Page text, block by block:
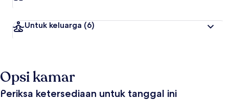
Untuk keluarga (6)
Opsi kamar
Periksa ketersediaan untuk tanggal ini